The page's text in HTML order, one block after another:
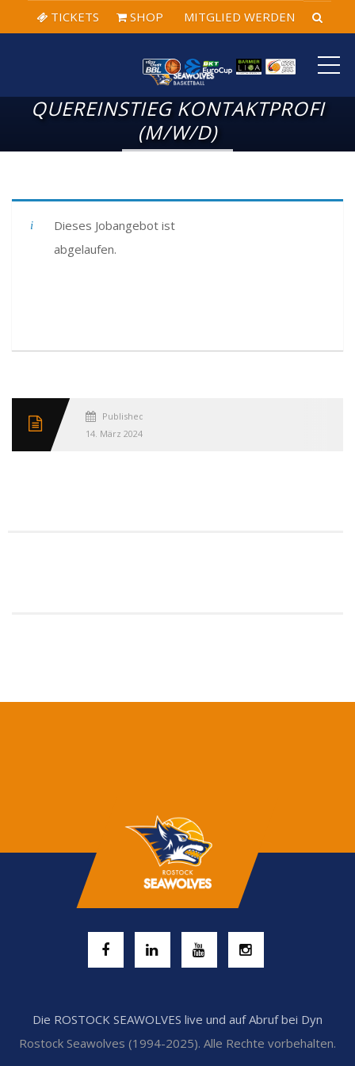
TICKETS SHOP MITGLIED WERDEN
QUEREINSTIEG KONTAKTPROFI
(M/W/D)
Dieses Jobangebot ist
abgelaufen.
Published
14. März 2024
Die ROSTOCK SEAWOLVES live und auf Abruf bei Dyn
Rostock Seawolves (1994-2025). Alle Rechte vorbehalten.